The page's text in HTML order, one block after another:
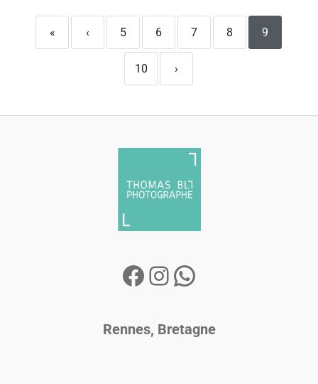
« ‹ 5 6 7 8 9
10 ›
Rennes, Bretagne